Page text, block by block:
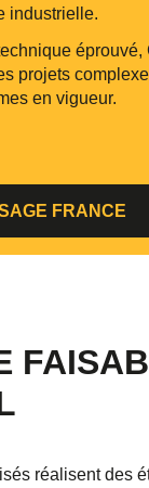
industrielle.
projets
en vigueur.
FRANCE
réalisent des